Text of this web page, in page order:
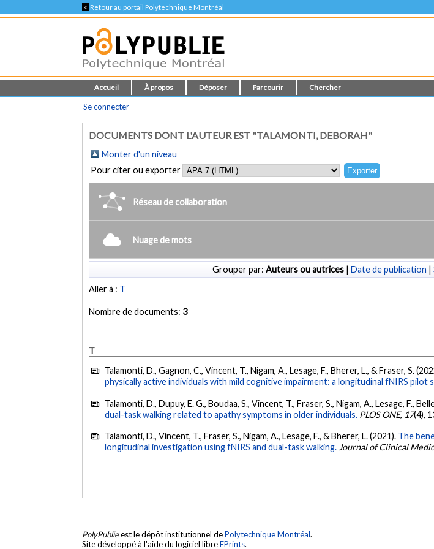
< Retour au portail Polytechnique Montréal
Accueil À propos Déposer Parcourir Chercher
Se connecter
DOCUMENTS DONT L'AUTEUR EST "TALAMONTI, DEBORAH"
Monter d'un niveau
Pour citer ou exporter
Réseau de collaboration
Nuage de mots
Grouper par: Auteurs ou autrices | Date de publication |
Aller à : T
Nombre de documents: 3
T
Talamonti, D., Gagnon, C., Vincent, T., Nigam, A., Lesage, F., Bherer, L., & Fraser, S.
physically active individuals with mild cognitive impairment: a longitudinal fNIRS pilot
Talamonti, D., Dupuy, E. G., Boudaa, S., Vincent, T., Fraser, S., Nigam, A., Lesage, F.,
dual-task walking related to apathy symptoms in older individuals. PLOS ONE, 17(4),
Talamonti, D., Vincent, T., Fraser, S., Nigam, A., Lesage, F., & Bherer, L. (2021). The
longitudinal investigation using fNIRS and dual-task walking. Journal of Clinical
PolyPublieest le dépôt institutionnel dePolytechnique Montréal.
Site développé à l'aide du logiciel libreEPrints.